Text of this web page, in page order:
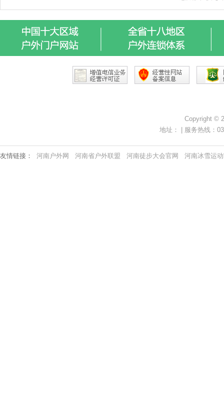
Copyright ©
地址： | 服务热线：
友情链接： 河南户外网 河南省户外联盟 河南徒步大会官网 河南冰雪运